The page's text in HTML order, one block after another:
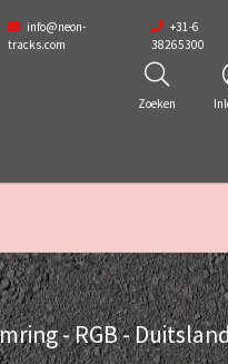
info@neon-
tracks.com
+31-6
38265300
Zoeken
- RGB -